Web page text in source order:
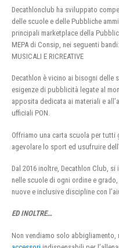
Decathlonclub ha sviluppato
delle scuole e delle Pubbliche
principali marketplace della
MEPA di Consip, nei seguenti bandi:
MUSICALI E RICREATIVE
Decathlon è vicino ai bisogni delle
esigenze di pubblicità legate al
apposita dedicata ai materiali e
ufficiali PON.
Offriamo una carta scuola per
agevolare lo sport ed usufruire
Dal 2016 inoltre, Decathlon Club,
nelle scuole di ogni ordine e
nuove e inclusive discipline con
ED INOLTRE…
Non vendiamo solo